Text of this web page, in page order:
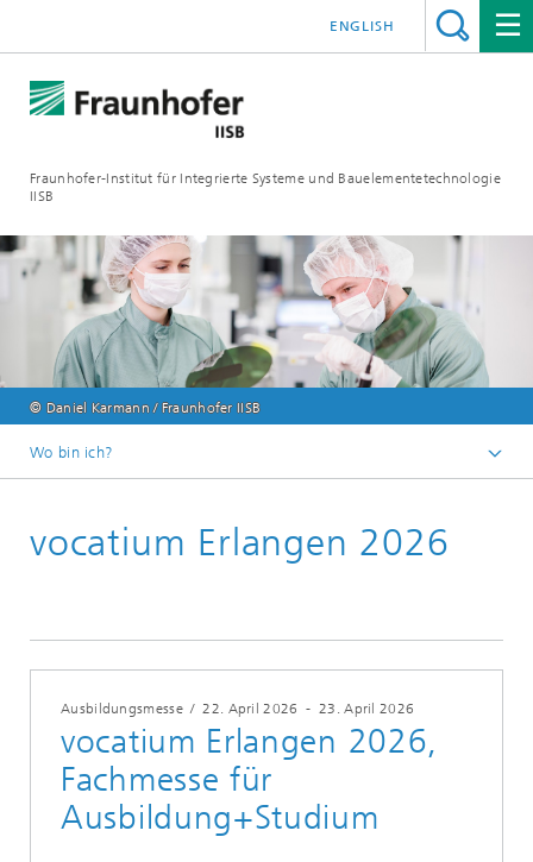
Fraunhofer-Institut für Integrierte Systeme und Bauelementetechnologie
IISB
ENGLISH
© Daniel Karmann / Fraunhofer IISB
Wo bin ich?
vocatium Erlangen 2026
Ausbildungsmesse/22. April 2026 -23. April 2026
vocatium Erlangen 2026,
Fachmesse für
Ausbildung+Studium